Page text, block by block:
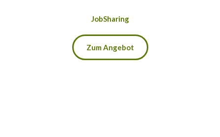
JobSharing
Zum Angebot